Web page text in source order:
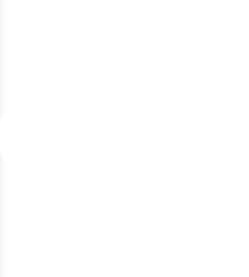
脆弱性を防ぐ: ジェイルブレ